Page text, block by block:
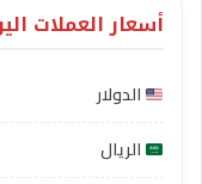
أسعار العملات
الدولار
الريال